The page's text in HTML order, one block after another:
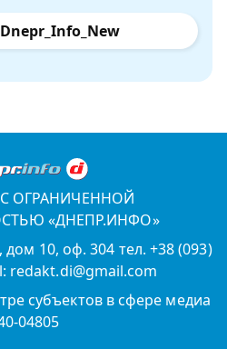
ОГРАНИЧЕННОЙ
«ДНЕПР.ИНФО»
10, оф. 304 тел. +38 (093)
redakt.di@gmail.com
субъектов в сфере медиа
04805